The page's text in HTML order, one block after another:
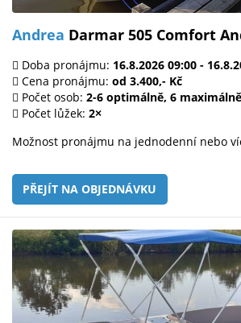
Andrea Darmar 505 Comfort
Doba pronájmu: 16.8.2026 09:00 -
Cena pronájmu: od 3.400,- Kč
Počet osob: 2-6 optimálně, 6 maximálně
Počet lůžek: 2×
Možnost pronájmu na jednodenní nebo
PŘEJÍT NA OBJEDNÁVKU